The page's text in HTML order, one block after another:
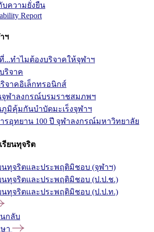
บความยั่งยืน
Report
ฯ
...ทำไมต้องบริจาคให้จุฬาฯ
ริจาค
จาคอิเล็กทรอนิกส์
จุฬาลงกรณ์บรมราชสมภพฯ
มิคุ้มกันบำบัดมะเร็งจุฬาฯ
รอุทยาน 100 ปี จุฬาลงกรณ์มหาวิทยาลัย
รียนทุจริต
นทุจริตและประพฤติมิชอบ (จุฬาฯ)
นทุจริตและประพฤติมิชอบ (ป.ป.ช.)
นทุจริตและประพฤติมิชอบ (ป.ป.ท.)
กลับ
า